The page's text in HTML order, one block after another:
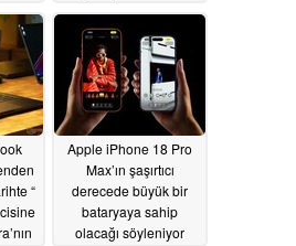
07/02/2026
“
Apple iPhone 18 Pro
Max’ın şaşırtıcı
derecede büyük bir
bataryaya sahip
olacağı söyleniyor